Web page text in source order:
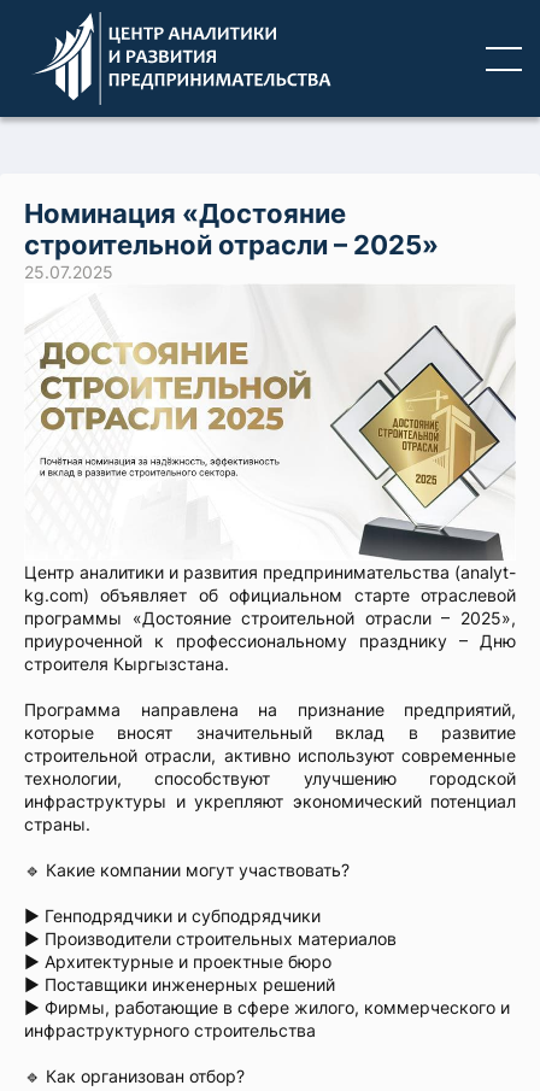
Номинация «Достояние
строительной отрасли – 2025»
25.07.2025
Центр аналитики и развития предпринимательства (analyt-
kg.com) объявляет об официальном старте отраслевой
программы «Достояние строительной отрасли – 2025»,
приуроченной к профессиональному празднику – Дню
строителя Кыргызстана.
Программа направлена на признание предприятий,
которые вносят значительный вклад в развитие
строительной отрасли, активно используют современные
технологии, способствуют улучшению городской
инфраструктуры и укрепляют экономический потенциал
страны.
🔹 Какие компании могут участвовать?
► Генподрядчики и субподрядчики
► Производители строительных материалов
► Архитектурные и проектные бюро
► Поставщики инженерных решений
► Фирмы, работающие в сфере жилого, коммерческого и
инфраструктурного строительства
🔹 Как организован отбор?